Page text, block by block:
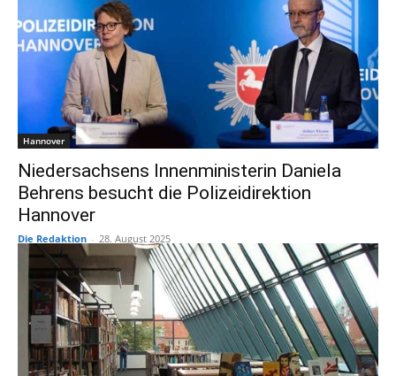
Hannover
Niedersachsens Innenministerin Daniela
Behrens besucht die Polizeidirektion
Hannover
Die Redaktion - 28. August 2025